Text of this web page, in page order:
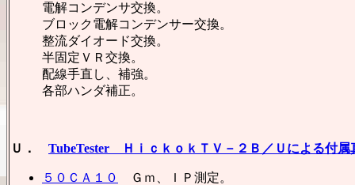
電解コンデンサ交換。
ブロック電解コンデンサー交換。
整流ダイオード交換。
半固定ＶＲ交換。
配線手直し、補強。
各部ハンダ補正。
Ｕ． TubeTester ＨｉｃｋｏｋＴＶ－２Ｂ／Ｕによる付属
５０ＣＡ１０
Ｇｍ、ＩＰ測定。